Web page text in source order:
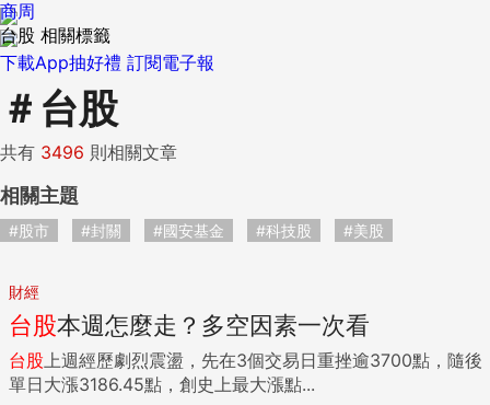
下載App抽好禮 訂閱電子報
商周
台股 相關標籤
＃ 台股
共有 3496 則相關文章
相關主題
#股市 #封關 #國安基金 #科技股 #美股
財經
台股本週怎麼走？多空因素一次看
台股 上週經歷劇烈震盪，先在3個交易日重挫逾3700點，隨後
單日大漲3186.45點，創史上最大漲點...